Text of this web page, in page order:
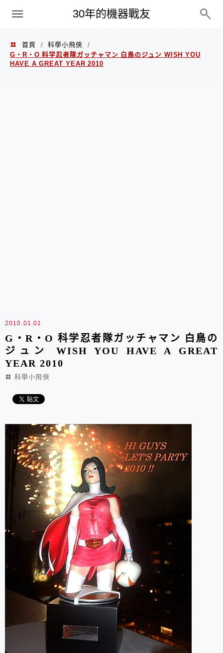
30年的機器戰友
PC
首頁 / 科學小飛俠
/
G・R・O 科学忍者隊ガッチャマン 白鳥のジュン WISH YOU
HAVE A GREAT YEAR 2010
2010.01.01
G・R・O 科学忍者隊ガッチャマン 白鳥の
ジュン WISH YOU HAVE A GREAT
YEAR 2010
科學小飛俠